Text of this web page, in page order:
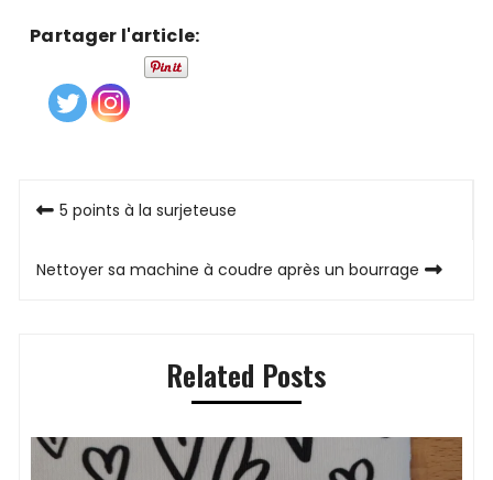
Partager l'article:
Navigation
l’article
5 points à la surjeteuse
Nettoyer sa machine à coudre après un bourrage
Related Posts